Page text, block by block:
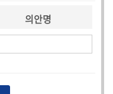
의안명